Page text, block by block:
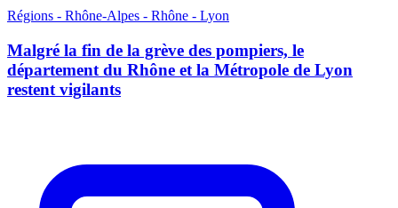
Régions - Rhône-Alpes - Rhône - Lyon
Malgré la fin de la grève des pompiers, le
département du Rhône et la Métropole de Lyon
restent vigilants